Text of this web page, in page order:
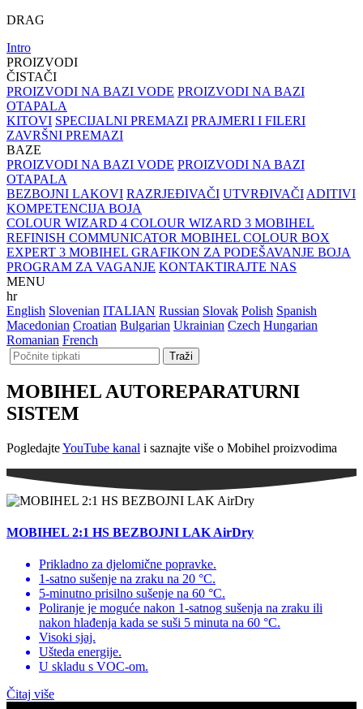
DRAG
Intro
PROIZVODI
ČISTAČI
PROIZVODI NA BAZI VODE PROIZVODI NA BAZI
OTAPALA
KITOVI SPECIJALNI PREMAZI PRAJMERI I FILERI
ZAVRŠNI PREMAZI
BAZE
PROIZVODI NA BAZI VODE PROIZVODI NA BAZI
OTAPALA
BEZBOJNI LAKOVI RAZRJEĐIVAČI UTVRĐIVAČI ADITIVI
KOMPETENCIJA BOJA
COLOUR WIZARD 4 COLOUR WIZARD 3 MOBIHEL
REFINISH COMMUNICATOR MOBIHEL COLOUR BOX
EXPERT 3 MOBIHEL GRAFIKON ZA PODEŠAVANJE BOJA
PROGRAM ZA VAGANJE KONTAKTIRAJTE NAS
MENU
hr
English Slovenian ITALIAN Russian Slovak Polish Spanish
Macedonian Croatian Bulgarian Ukrainian Czech Hungarian
Romanian French
MOBIHEL AUTOREPARATURNI
SISTEM
PogledajteYouTube kanal i saznajte više o Mobihel proizvodima
MOBIHEL 2:1 HS BEZBOJNI LAK AirDry
Prikladno za djelomične popravke.
1-satno sušenje na zraku na 20 °C.
5-minutno prisilno sušenje na 60 °C.
Poliranje je moguće nakon 1-satnog sušenja na zraku ili
nakon hlađenja kada se suši 5 minuta na 60 °C.
Visoki sjaj.
Ušteda energije.
U skladu s VOC-om.
Čitaj više